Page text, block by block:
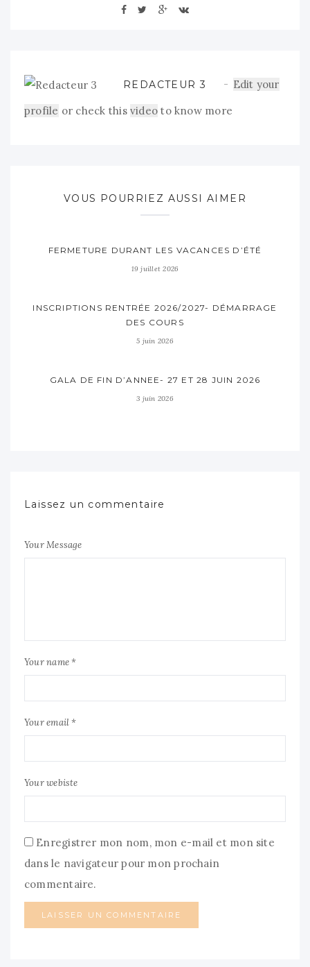
REDACTEUR 3
Edit your
profile or check this video to know more
VOUS POURRIEZ AUSSI AIMER
FERMETURE DURANT LES VACANCES D’ÉTÉ
19 juillet 2026
INSCRIPTIONS RENTRÉE 2026/2027- DÉMARRAGE
DES COURS
5 juin 2026
GALA DE FIN D’ANNEE- 27 ET 28 JUIN 2026
3 juin 2026
Laissez un commentaire
Your Message
Your name *
Your email *
Your webiste
Enregistrer mon nom, mon e-mail et mon site
dans le navigateur pour mon prochain
commentaire.